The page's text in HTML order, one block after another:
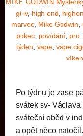
MIKE GODWIN
gt iv, high end
marvec Mike Godwin
pokec, povídání, pro,
týden vape, vape
Po týdnu je zase
svátek sv- Václava
sváteční oběd v
a opět něco natočil.